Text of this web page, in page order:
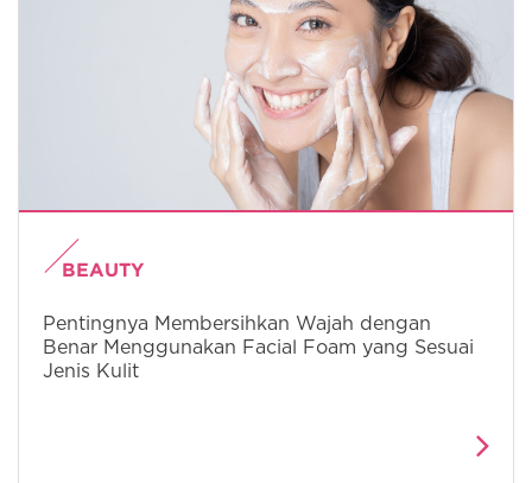
BEAUTY
Pentingnya Membersihkan Wajah dengan
Benar Menggunakan Facial Foam yang Sesuai
Jenis Kulit